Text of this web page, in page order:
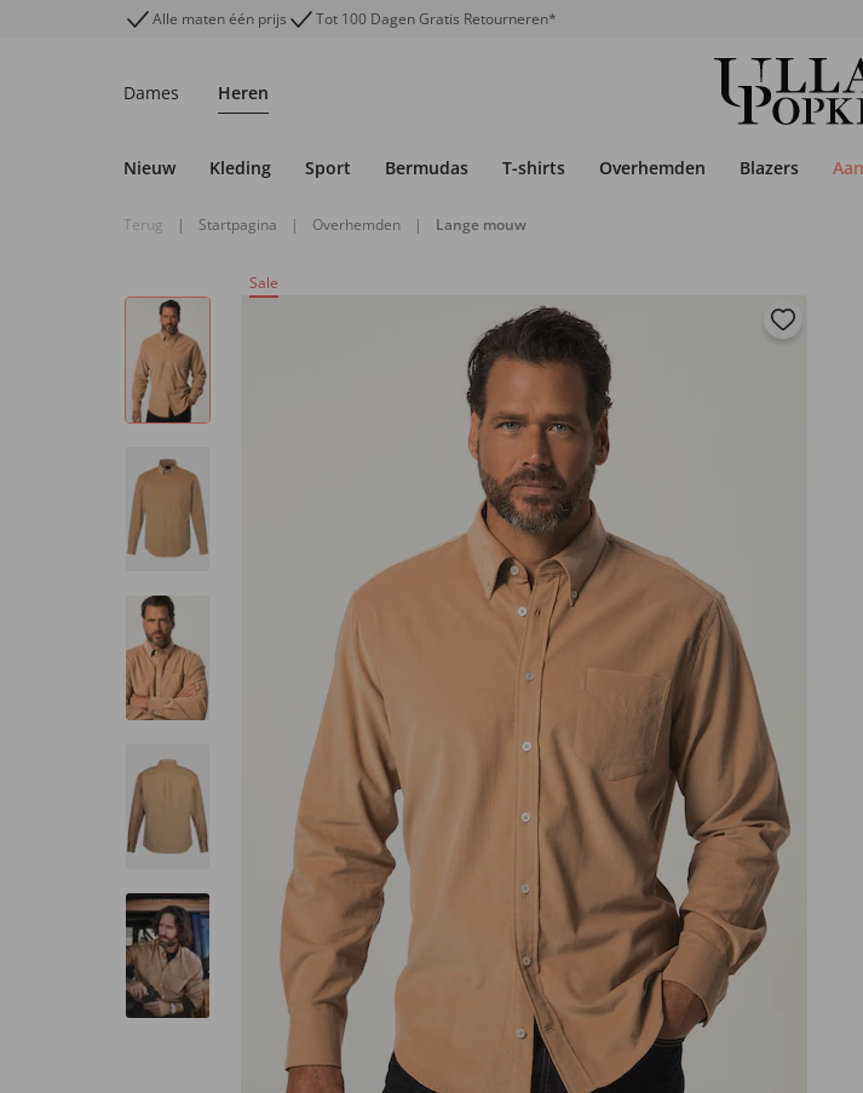
Alle maten één prijs Tot 100 Dagen Gratis Retourneren*
Dames Heren
Nieuw Kleding Sport Bermudas T-shirts Overhemden Blazers
Terug | Startpagina | Overhemden | Lange mouw
Sale